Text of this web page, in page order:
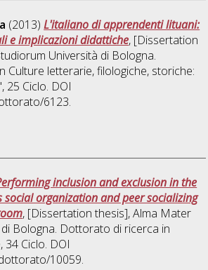
(2013)L'italiano di apprendenti lituani:
e implicazioni didattiche, [Dissertation
Università di Bologna.
Culture letterarie, filologiche, storiche:
, 25 Ciclo. DOI
6123.
inclusion and exclusion in the
social organization and peer socializing
, [Dissertation thesis], Alma Mater
Bologna. Dottorato di ricerca in
, 34 Ciclo. DOI
10059.